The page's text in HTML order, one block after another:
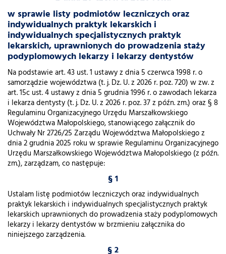
w sprawie listy podmiotów leczniczych oraz
indywidualnych praktyk lekarskich i
indywidualnych specjalistycznych praktyk
lekarskich, uprawnionych do prowadzenia staży
podyplomowych lekarzy i lekarzy dentystów
Na podstawie art. 43 ust. 1 ustawy z dnia 5 czerwca 1998 r. o
samorządzie województwa (t. j. Dz. U. z 2026 r. poz. 720) w zw. z
art. 15c ust. 4 ustawy z dnia 5 grudnia 1996 r. o zawodach lekarza
i lekarza dentysty (t. j. Dz. U. z 2026 r. poz. 37 z późn. zm.) oraz § 8
Regulaminu Organizacyjnego Urzędu Marszałkowskiego
Województwa Małopolskiego, stanowiącego załącznik do
Uchwały Nr 2726/25 Zarządu Województwa Małopolskiego z
dnia 2 grudnia 2025 roku w sprawie Regulaminu Organizacyjnego
Urzędu Marszałkowskiego Województwa Małopolskiego (z późn.
zm.), zarządzam, co następuje:
§ 1
Ustalam listę podmiotów leczniczych oraz indywidualnych
praktyk lekarskich i indywidualnych specjalistycznych praktyk
lekarskich uprawnionych do prowadzenia staży podyplomowych
lekarzy i lekarzy dentystów w brzmieniu załącznika do
niniejszego zarządzenia.
§ 2